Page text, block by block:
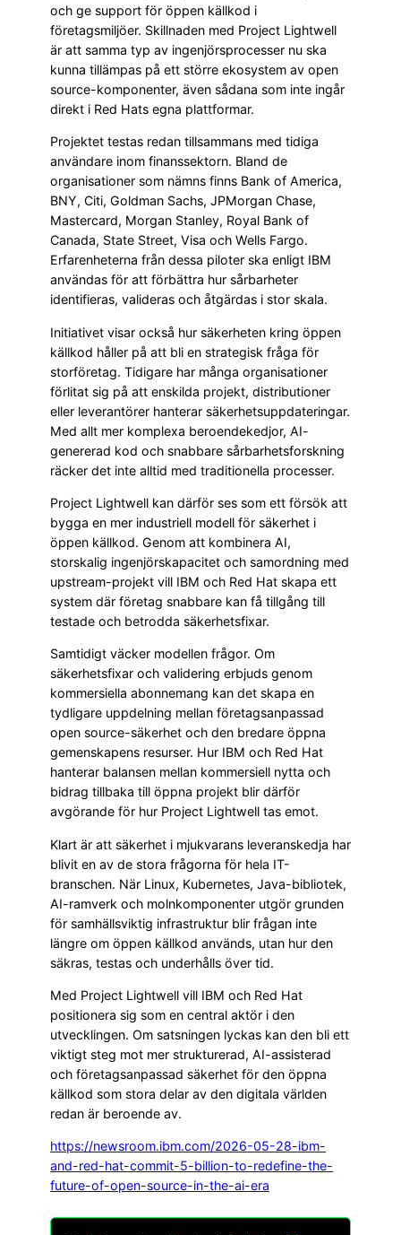
och ge support för öppen källkod i
företagsmiljöer. Skillnaden med Project Lightwell
är att samma typ av ingenjörsprocesser nu ska
kunna tillämpas på ett större ekosystem av open
source-komponenter, även sådana som inte ingår
direkt i Red Hats egna plattformar.
Projektet testas redan tillsammans med tidiga
användare inom finanssektorn. Bland de
organisationer som nämns finns Bank of America,
BNY, Citi, Goldman Sachs, JPMorgan Chase,
Mastercard, Morgan Stanley, Royal Bank of
Canada, State Street, Visa och Wells Fargo.
Erfarenheterna från dessa piloter ska enligt IBM
användas för att förbättra hur sårbarheter
identifieras, valideras och åtgärdas i stor skala.
Initiativet visar också hur säkerheten kring öppen
källkod håller på att bli en strategisk fråga för
storföretag. Tidigare har många organisationer
förlitat sig på att enskilda projekt, distributioner
eller leverantörer hanterar säkerhetsuppdateringar.
Med allt mer komplexa beroendekedjor, AI-
genererad kod och snabbare sårbarhetsforskning
räcker det inte alltid med traditionella processer.
Project Lightwell kan därför ses som ett försök att
bygga en mer industriell modell för säkerhet i
öppen källkod. Genom att kombinera AI,
storskalig ingenjörskapacitet och samordning med
upstream-projekt vill IBM och Red Hat skapa ett
system där företag snabbare kan få tillgång till
testade och betrodda säkerhetsfixar.
Samtidigt väcker modellen frågor. Om
säkerhetsfixar och validering erbjuds genom
kommersiella abonnemang kan det skapa en
tydligare uppdelning mellan företagsanpassad
open source-säkerhet och den bredare öppna
gemenskapens resurser. Hur IBM och Red Hat
hanterar balansen mellan kommersiell nytta och
bidrag tillbaka till öppna projekt blir därför
avgörande för hur Project Lightwell tas emot.
Klart är att säkerhet i mjukvarans leveranskedja har
blivit en av de stora frågorna för hela IT-
branschen. När Linux, Kubernetes, Java-bibliotek,
AI-ramverk och molnkomponenter utgör grunden
för samhällsviktig infrastruktur blir frågan inte
längre om öppen källkod används, utan hur den
säkras, testas och underhålls över tid.
Med Project Lightwell vill IBM och Red Hat
positionera sig som en central aktör i den
utvecklingen. Om satsningen lyckas kan den bli ett
viktigt steg mot mer strukturerad, AI-assisterad
och företagsanpassad säkerhet för den öppna
källkod som stora delar av den digitala världen
redan är beroende av.
https://newsroom.ibm.com/2026-05-28-ibm-
and-red-hat-commit-5-billion-to-redefine-the-
future-of-open-source-in-the-ai-era